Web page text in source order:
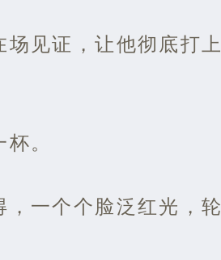
见证，让他彻底打上
。
一个个脸泛红光，轮